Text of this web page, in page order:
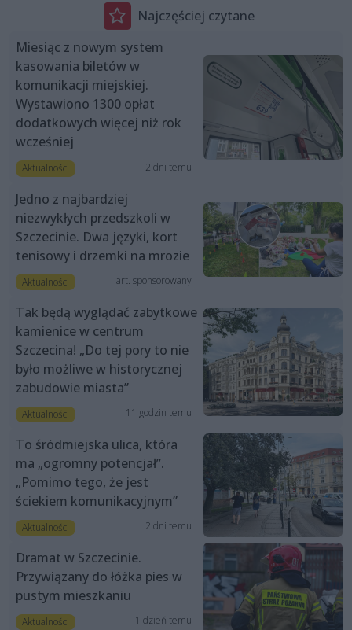
Najczęściej czytane
Miesiąc z nowym system
kasowania biletów w
komunikacji miejskiej.
Wystawiono 1300 opłat
dodatkowych więcej niż rok
wcześniej
Aktualności 2 dni temu
Jedno z najbardziej
niezwykłych przedszkoli w
Szczecinie. Dwa języki, kort
tenisowy i drzemki na mrozie
Aktualności art. sponsorowany
Tak będą wyglądać zabytkowe
kamienice w centrum
Szczecina! „Do tej pory to nie
było możliwe w historycznej
zabudowie miasta”
Aktualności 11 godzin temu
To śródmiejska ulica, która
ma „ogromny potencjał”.
„Pomimo tego, że jest
ściekiem komunikacyjnym”
Aktualności 2 dni temu
Dramat w Szczecinie.
Przywiązany do łóżka pies w
pustym mieszkaniu
Aktualności 1 dzień temu